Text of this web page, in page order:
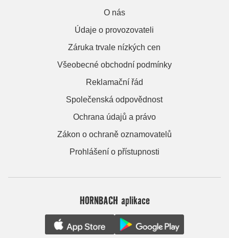
O nás
Údaje o provozovateli
Záruka trvale nízkých cen
Všeobecné obchodní podmínky
Reklamační řád
Společenská odpovědnost
Ochrana údajů a právo
Zákon o ochraně oznamovatelů
Prohlášení o přístupnosti
HORNBACH aplikace